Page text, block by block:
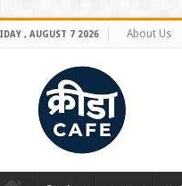
, AUGUST 7 2026 About Us